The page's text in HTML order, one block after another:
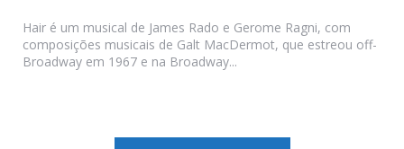
Hair é um musical de James Rado e Gerome Ragni, com
composições musicais de Galt MacDermot, que estreou off-
Broadway em 1967 e na Broadway...